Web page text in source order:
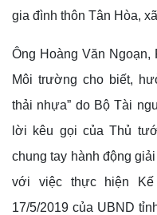
gia đình thôn Tân Hòa,
Ông Hoàng Văn
Môi trường cho biết,
thải nhựa” do Bộ Tài
lời kêu gọi của Thủ
chung tay hành động
với việc thực hiện Kế
17/5/2019 của UBND